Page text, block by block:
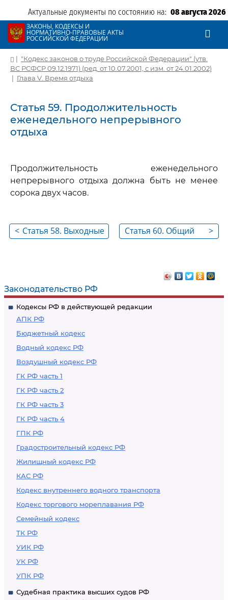
Актуальные документы по состоянию на: 08 августа 2026
ЗАКОНЫ, КОДЕКСЫ И
НОРМАТИВНО-ПРАВОВЫЕ АКТЫ
РОССИЙСКОЙ ФЕДЕРАЦИИ
Законодательство РФ
Кодексы РФ в действующей редакции
АПК РФ
Бюджетный кодекс
Водный кодекс РФ
Воздушный кодекс РФ
ГК РФ часть 1
ГК РФ часть 2
ГК РФ часть 3
ГК РФ часть 4
ГПК РФ
Градостроительный кодекс РФ
Жилищный кодекс РФ
КАС РФ
Кодекс внутреннего водного транспорта
Кодекс торгового мореплавания РФ
Семейный кодекс
ТК РФ
УИК РФ
УК РФ
УПК РФ
Судебная практика высших судов РФ
| "Кодекс законов о труде Российской Федерации" (утв.
ВС РСФСР 09.12.1971) (ред. от 10.07.2001, с изм. от 24.01.2002)
| Глава V. Время отдыха
Статья 59. Продолжительность
еженедельного непрерывного
отдыха
Продолжительность еженедельного
непрерывного отдыха должна быть не менее
сорока двух часов.
< Статья 58. Выходные
>
Статья 60. Общий